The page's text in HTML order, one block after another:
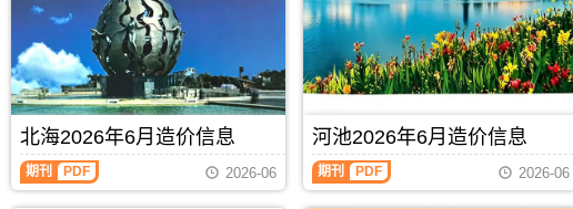
北海2026年6月造价信息
北
海
期刊 PDF 2026-06
河池2026年6月造价信息
河
池
期刊 PDF 2026-06